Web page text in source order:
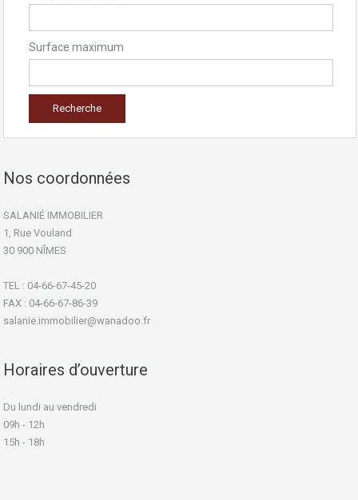
Surface maximum
Nos coordonnées
SALANIÉ IMMOBILIER
1, Rue Vouland
30 900 NÎMES
TEL : 04-66-67-45-20
FAX : 04-66-67-86-39
salanie.immobilier@wanadoo.fr
Horaires d’ouverture
Du lundi au vendredi
09h - 12h
15h - 18h